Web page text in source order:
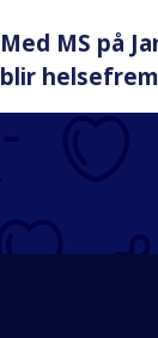
Med MS på
blir